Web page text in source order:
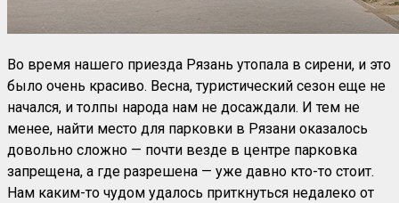
Во время нашего приезда Рязань утопала в сирени, и это
было очень красиво. Весна, туристический сезон еще не
начался, и толпы народа нам не досаждали. И тем не
менее, найти место для парковки в Рязани оказалось
довольно сложно — почти везде в центре парковка
запрещена, а где разрешена — уже давно кто-то стоит.
Нам каким-то чудом удалось приткнуться недалеко от